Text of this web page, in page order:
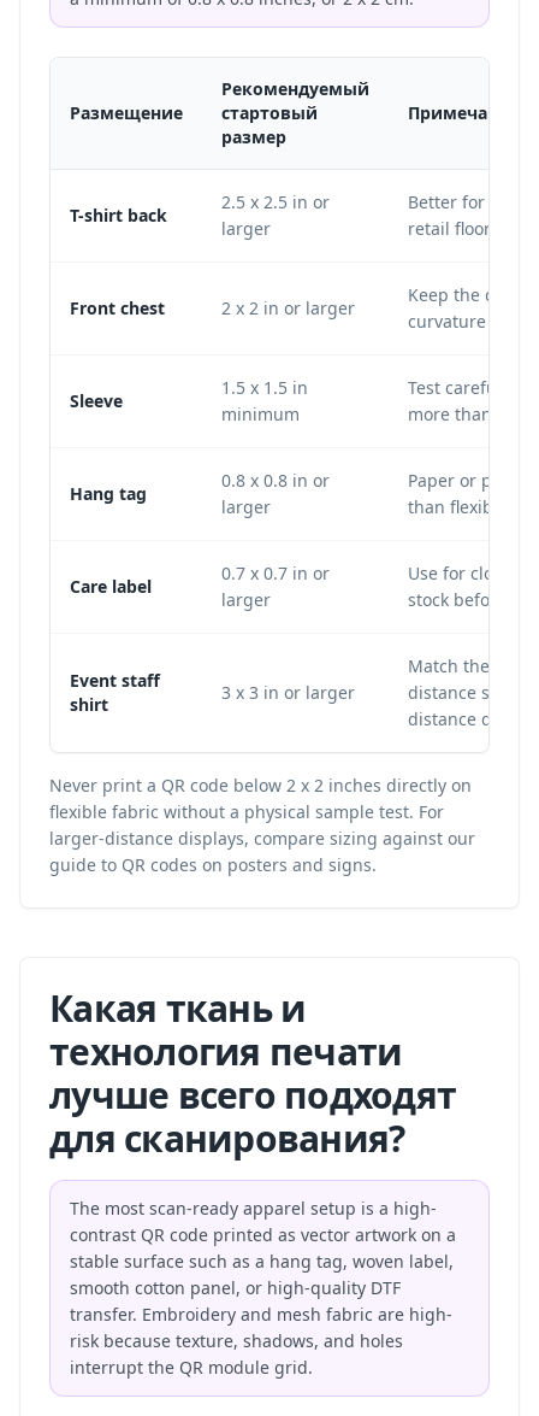
Размещение
Рекомендуемый
стартовый
размер
Примечания
T-shirt back
2.5 x 2.5 in or
larger
Better for
retail floors, or
Front chest 2 x 2 in or larger
Keep the code
curvature that
Sleeve
1.5 x 1.5 in
minimum
Test carefully
more than a
Hang tag
0.8 x 0.8 in or
larger
Paper or
than flexible
Care label
0.7 x 0.7 in or
larger
Use for close-
stock before
Event staff
shirt
3 x 3 in or larger
Match the size
distance
distance
Never print a QR code below 2 x 2 inches directly on
flexible fabric without a physical sample test. For
larger-distance displays, compare sizing against our
guide to QR codes on posters and signs.
Какая ткань и
технология печати
лучше всего подходят
для сканирования?
The most scan-ready apparel setup is a high-
contrast QR code printed as vector artwork on a
stable surface such as a hang tag, woven label,
smooth cotton panel, or high-quality DTF
transfer. Embroidery and mesh fabric are high-
risk because texture, shadows, and holes
interrupt the QR module grid.